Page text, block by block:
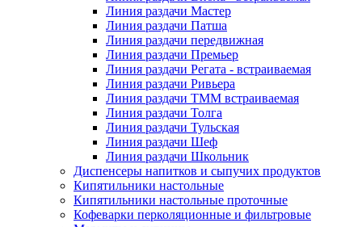
Линия раздачи Мастер
Линия раздачи Патша
Линия раздачи передвижная
Линия раздачи Премьер
Линия раздачи Регата - встраиваемая
Линия раздачи Ривьера
Линия раздачи ТММ встраиваемая
Линия раздачи Толга
Линия раздачи Тульская
Линия раздачи Шеф
Линия раздачи Школьник
Диспенсеры напитков и сыпучих продуктов
Кипятильники настольные
Кипятильники настольные проточные
Кофеварки перколяционные и фильтровые